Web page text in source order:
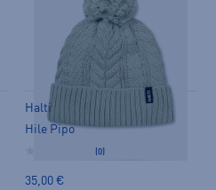
Halti
Hile Pipo
(0)
35,00 €